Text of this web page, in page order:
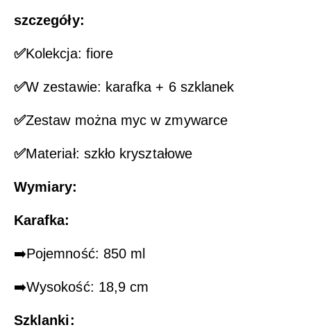
szczegóły:
✅Kolekcja: fiore
✅W zestawie: karafka + 6 szklanek
✅Zestaw można myc w zmywarce
✅Materiał: szkło kryształowe
Wymiary:
Karafka:
➡️Pojemność: 850 ml
➡️Wysokość: 18,9 cm
Szklanki: